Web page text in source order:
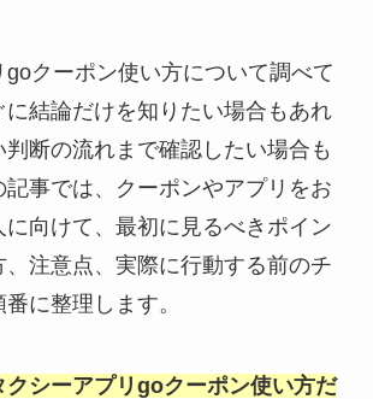
goクーポン使い方について調べて
に結論だけを知りたい場合もあれ
断の流れまで確認したい場合も
記事では、クーポンやアプリをお
向けて、最初に見るべきポイン
、注意点、実際に行動する前のチ
に整理します。
クシーアプリgoクーポン使い方だ